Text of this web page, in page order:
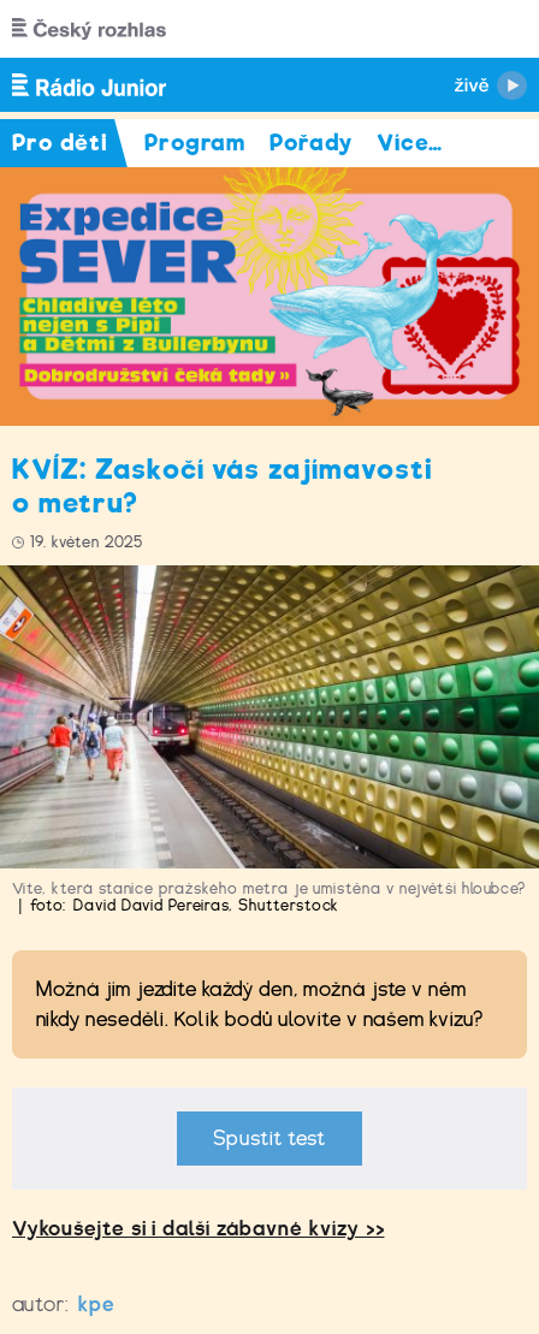
Přejít k hlavnímu obsahu
Pro děti Program Pořady Více…
KVÍZ: Zaskočí vás zajímavosti
o metru?
19. květen 2025
Víte, která stanice pražského metra je umístěna v největší hloubce?
foto: David David Pereiras, Shutterstock
Možná jím jezdíte každý den, možná jste v něm
nikdy neseděli. Kolik bodů ulovíte v našem kvízu?
Spustit test
Vykoušejte si i další zábavné kvízy >>
autor: kpe